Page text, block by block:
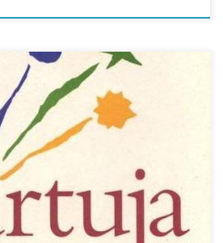
temporada de la Expo que presentó
Isla de la Cartuja aquel día, se dio a
que nadie pudiera asociarlo a las
el cuadro de tarifas de la Muestra
[…]